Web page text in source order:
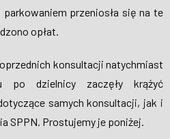
przeniosła się na te
opłat.
konsultacji natychmiast
po dzielnicy zaczęły krążyć
samych konsultacji, jak i
SPPN. Prostujemy je poniżej.